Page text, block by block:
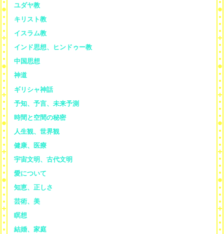
ユダヤ教
キリスト教
イスラム教
インド思想、ヒンドゥー教
中国思想
神道
ギリシャ神話
予知、予言、未来予測
時間と空間の秘密
人生観、世界観
健康、医療
宇宙文明、古代文明
愛について
知恵、正しさ
芸術、美
瞑想
結婚、家庭